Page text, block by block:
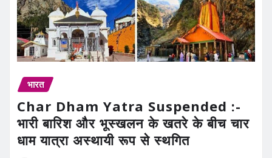
भारत
Char Dham Yatra Suspended :-
भारी बारिश और भूस्खलन के खतरे के बीच चार
धाम यात्रा अस्थायी रूप से स्थगित